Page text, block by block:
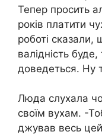
Тепер просить
років плaтити
роботі сказали,
валiдність
доведеться. Ну
Люда слухала
своїм вухам. -
джyвав весь